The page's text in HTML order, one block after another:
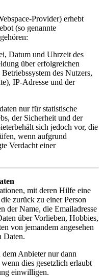
Provider) erhebt
(so genannte
Datum und Uhrzeit des
über erfolgreichen
des Nutzers,
IP-Adresse und der
nur für statistische
der Sicherheit und der
sich jedoch vor, die
wenn aufgrund
Verdacht einer
mit deren Hilfe eine
zurück zu einer Person
der Name, die Emailadresse
über Vorlieben, Hobbies,
von jemandem angesehen
Daten.
Anbieter nur dann
dies gesetzlich erlaubt
einwilligen.